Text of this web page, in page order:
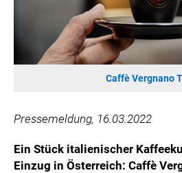
RÖMERQUELLE
ÖSTERREICHISCHE SPORTHILFE
SPORTS MEDIA AUSTRIA
CULINARIUS
RECYCLEMICH-INITIATIVE
Caffè Vergnano
Pressemeldung, 16.03.2022
Ein Stück italienischer
Einzug in Österreich: Caffè